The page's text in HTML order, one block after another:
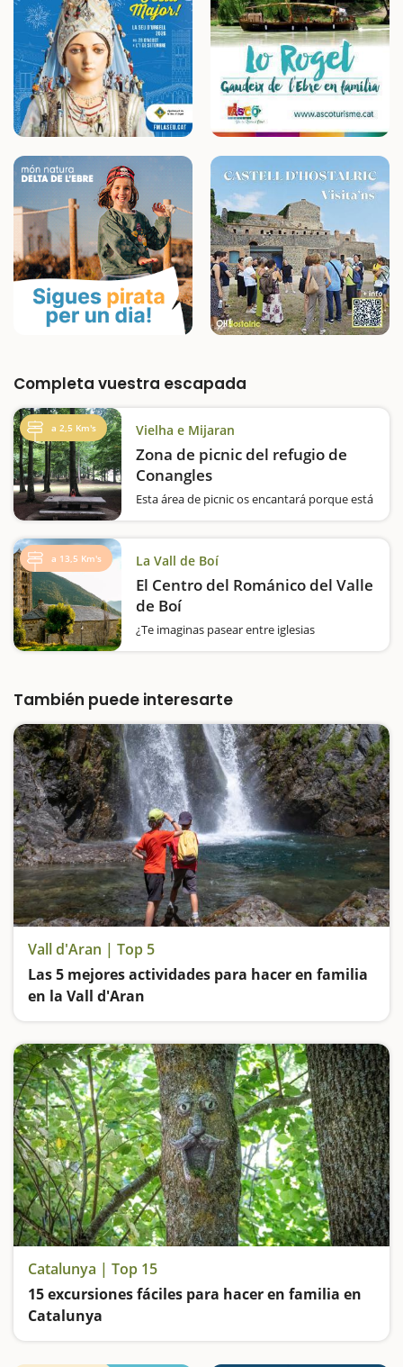
Completa vuestra escapada
a 2,5 Km's Vielha e Mijaran
Zona de picnic del refugio de
Conangles
Esta área de picnic os encantará porque está
pasar un largo rato en un entorno…
a 13,5 Km's La Vall de Boí
El Centro del Románico del Valle
de Boí
¿Te imaginas pasear entre iglesias
entrada al conjunto románico del…
También puede interesarte
Vall d'Aran | Top 5
Las 5 mejores actividades para hacer en familia
en la Vall d'Aran
Catalunya | Top 15
15 excursiones fáciles para hacer en familia en
Catalunya